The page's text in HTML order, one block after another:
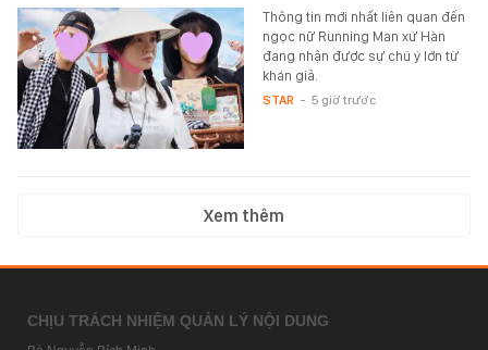
Thông tin mới nhất liên quan đến
ngọc nữ Running Man xứ Hàn
đang nhận được sự chú ý lớn từ
khán giả.
STAR - 5 giờ trước
Xem thêm
CHỊU TRÁCH NHIỆM QUẢN LÝ NỘI DUNG